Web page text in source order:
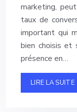
marketing,
taux de
important qui
bien choisis et
présence en…
LIRE LA SUITE